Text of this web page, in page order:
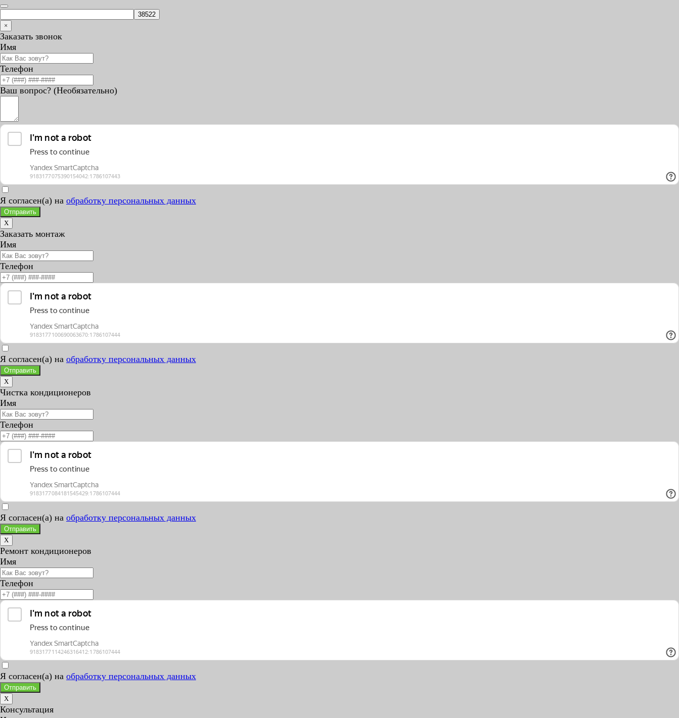
×
Заказать звонок
Имя
Телефон
Ваш вопрос? (Необязательно)
Я согласен(а) на обработку персональных данных
Отправить
X
Заказать монтаж
Имя
Телефон
Я согласен(а) на обработку персональных данных
Отправить
X
Чистка кондиционеров
Имя
Телефон
Я согласен(а) на обработку персональных данных
Отправить
X
Ремонт кондиционеров
Имя
Телефон
Я согласен(а) на обработку персональных данных
Отправить
X
Консультация